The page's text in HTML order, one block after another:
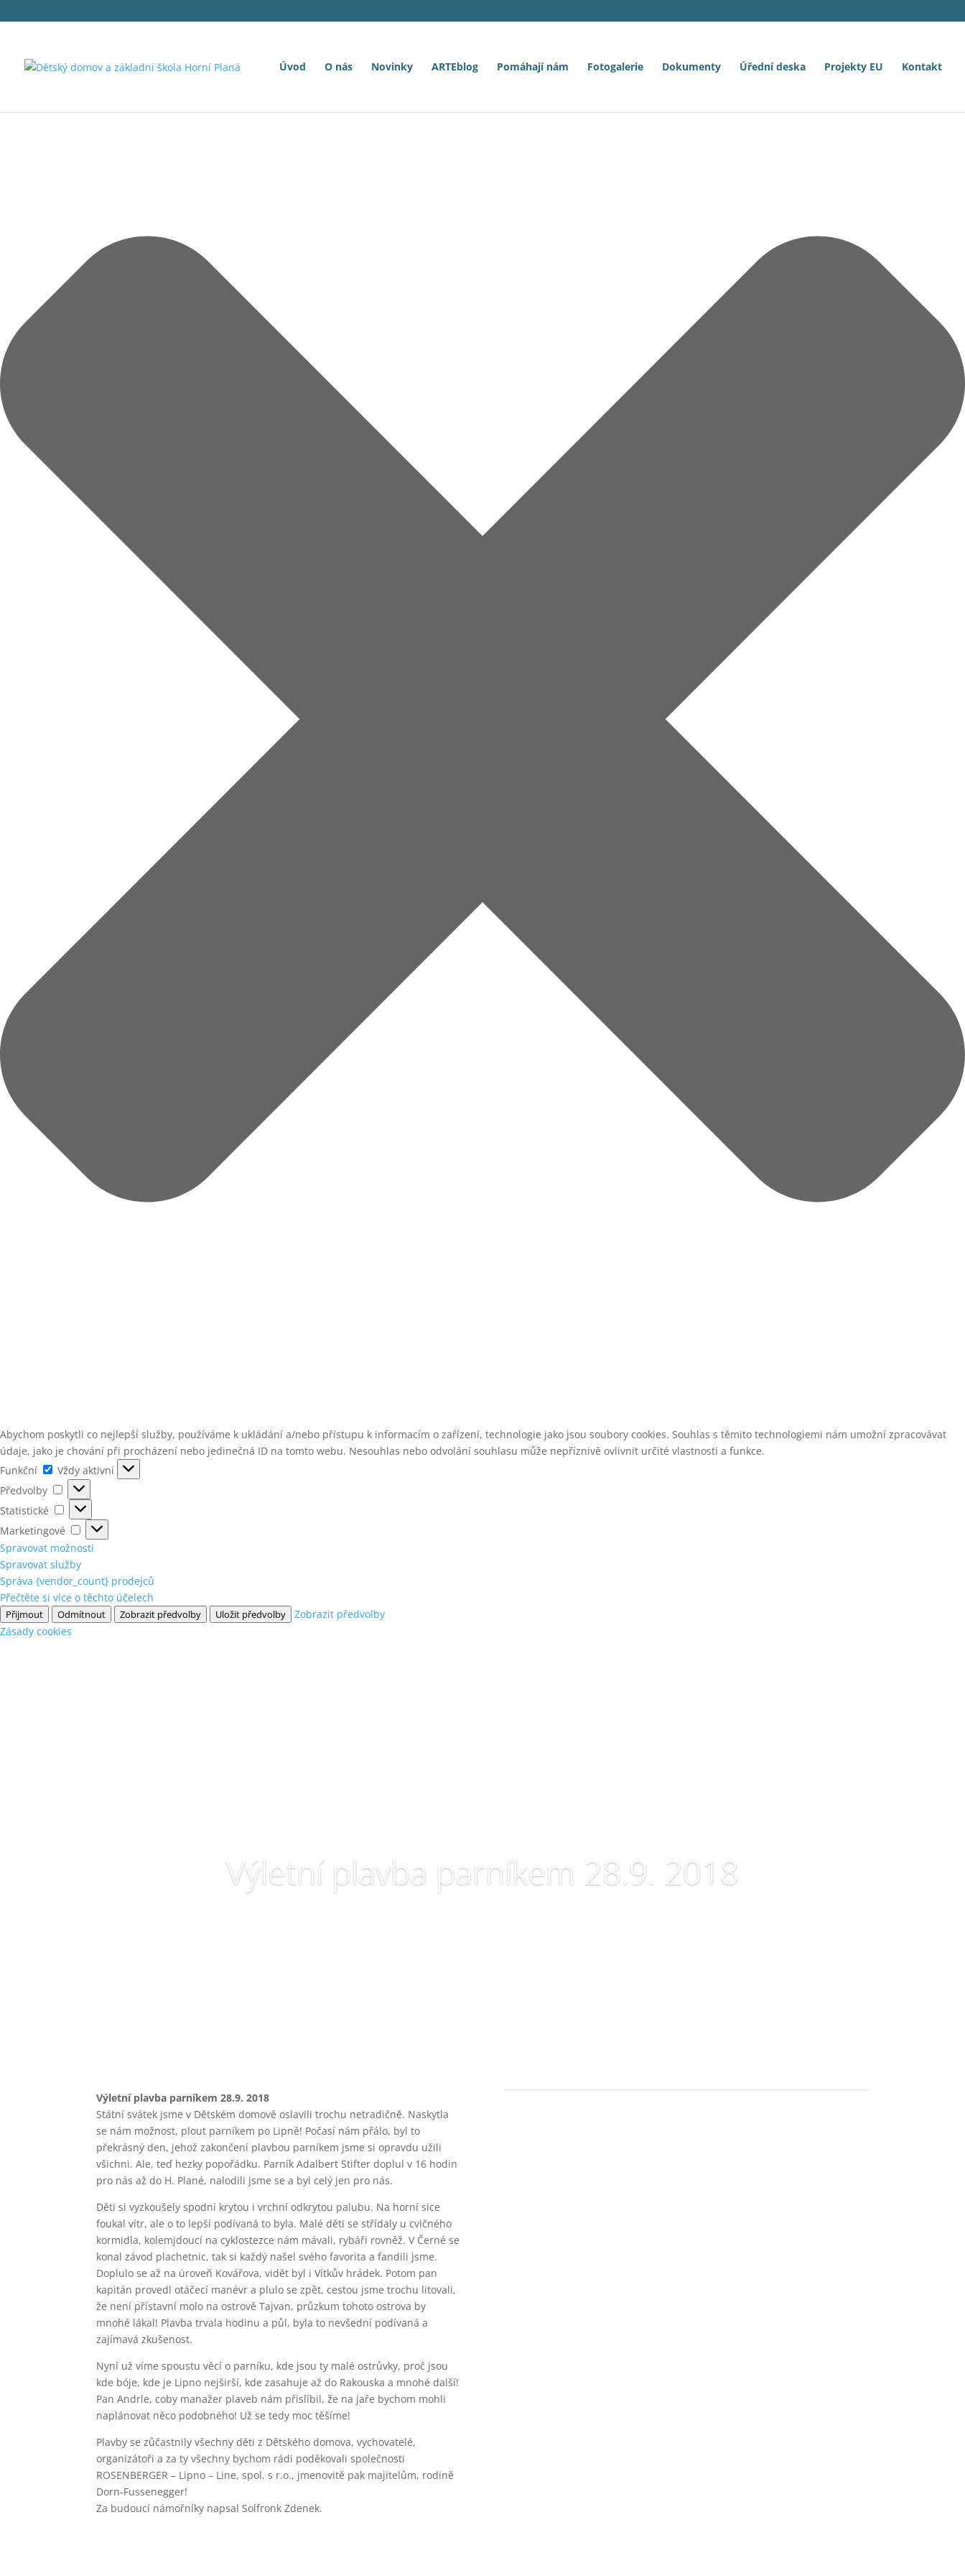
Abychom poskytli co nejlepší služby, používáme k ukládání a/nebo přístupu k informacím o zařízení, technologie jako jsou soubory cookies. Souhlas s těmito technologiemi nám umožní zpracovávat
údaje, jako je chování při procházení nebo jedinečná ID na tomto webu. Nesouhlas nebo odvolání souhlasu může nepříznivě ovlivnit určité vlastnosti a funkce.
Funkční
Funkční
Vždy aktivní
Předvolby
Předvolby
Statistické
Statistické
Marketingové
Marketingové
Spravovat možnosti
Spravovat služby
Správa {vendor_count} prodejců
Přečtěte si více o těchto účelech
Přijmout Odmítnout Zobrazit předvolby Uložit předvolby
Zobrazit předvolby
Zásady cookies
Úvod O nás Novinky ARTEblog Pomáhají nám Fotogalerie Dokumenty Úřední deska Projekty EU Kontakt
Výletní plavba parníkem 28.9. 2018
Výletní plavba parníkem 28.9. 2018
Státní svátek jsme v Dětském domově oslavili trochu netradičně. Naskytla
se nám možnost, plout parníkem po Lipně! Počasí nám přálo, byl to
překrásný den, jehož zakončení plavbou parníkem jsme si opravdu užili
všichni. Ale, teď hezky popořádku. Parník Adalbert Stifter doplul v 16 hodin
pro nás až do H. Plané, nalodili jsme se a byl celý jen pro nás.
Děti si vyzkoušely spodní krytou i vrchní odkrytou palubu. Na horní sice
foukal vítr, ale o to lepší podívaná to byla. Malé děti se střídaly u cvičného
kormidla, kolemjdoucí na cyklostezce nám mávali, rybáři rovněž. V Černé se
konal závod plachetnic, tak si každý našel svého favorita a fandili jsme.
Doplulo se až na úroveň Kovářova, vidět byl i Vítkův hrádek. Potom pan
kapitán provedl otáčecí manévr a plulo se zpět, cestou jsme trochu litovali,
že není přístavní molo na ostrově Tajvan, průzkum tohoto ostrova by
mnohé lákal! Plavba trvala hodinu a půl, byla to nevšední podívaná a
zajímavá zkušenost.
Nyní už víme spoustu věcí o parníku, kde jsou ty malé ostrůvky, proč jsou
kde bóje, kde je Lipno nejširší, kde zasahuje až do Rakouska a mnohé další!
Pan Andrle, coby manažer plaveb nám přislíbil, že na jaře bychom mohli
naplánovat něco podobného! Už se tedy moc těšíme!
Plavby se zůčastnily všechny děti z Dětského domova, vychovatelé,
organizátoři a za ty všechny bychom rádi poděkovali společnosti
ROSENBERGER – Lipno – Line, spol. s r.o., jmenovitě pak majitelům, rodině
Dorn-Fussenegger!
Za budoucí námořníky napsal Solfronk Zdenek.